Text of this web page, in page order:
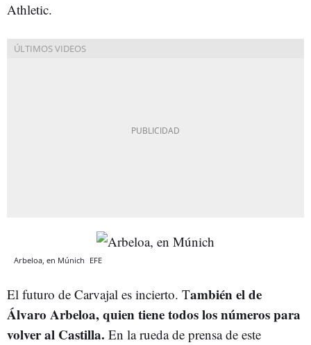
Athletic.
Arbeloa, en Múnich EFE
El futuro de Carvajal es incierto. También el de
Álvaro Arbeloa, quien tiene todos los números para
volver al Castilla. En la rueda de prensa de este